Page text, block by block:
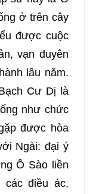
ở trên cây
được cuộc
vạn duyên
lâu năm.
Cư Dị là
như chức
được hòa
Ngài: đại ý
Ô Sào liền
các điều ác,